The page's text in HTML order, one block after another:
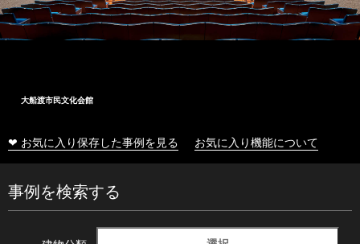
大船渡市民文化会館
❤ お気に入り保存した事例を見る お気に入り機能について
事例を検索する